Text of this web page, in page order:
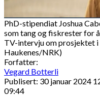
PhD-stipendiat Joshua
som tang og fiskrester for
TV-intervju om prosjektet
Haukenes/NRK)
Forfatter:
Vegard Botterli
Publisert: 30 januar 2024
09:44